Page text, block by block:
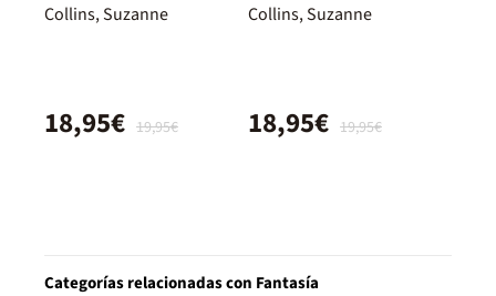
Collins, Suzanne
19,95€
18,95€
Collins, Suzanne
19,95€
18,95€
Categorías relacionadas con Fantasía